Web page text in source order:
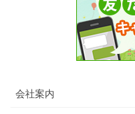
会社案内